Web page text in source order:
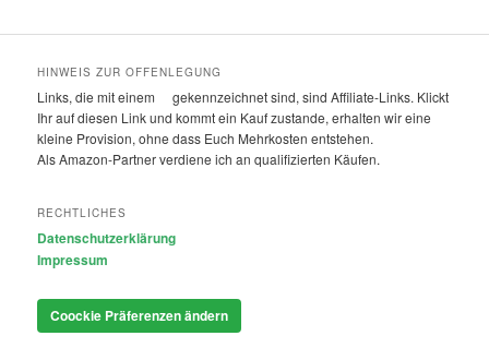
HINWEIS ZUR OFFENLEGUNG
Links, die mit einem
gekennzeichnet sind, sind Affiliate-Links. Klickt
Ihr auf diesen Link und kommt ein Kauf zustande, erhalten wir eine
kleine Provision, ohne dass Euch Mehrkosten entstehen.
Als Amazon-Partner verdiene ich an qualifizierten Käufen.
RECHTLICHES
Datenschutzerklärung
Impressum
Coockie Präferenzen ändern